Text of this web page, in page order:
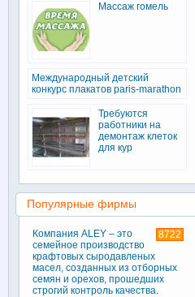
Массаж гомель
Международный детский
конкурс плакатов paris-marathon
Требуются
работники на
демонтаж клеток
для кур
Популярные фирмы
8722
Компания ALEY – это
семейное производство
крафтовых сыродавленых
масел, созданных из отборных
семян и орехов, прошедших
строгий контроль качества.